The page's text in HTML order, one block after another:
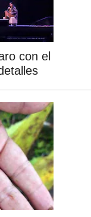
con el